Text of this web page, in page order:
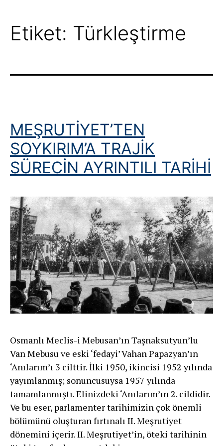
Etiket: Türkleştirme
MEŞRUTİYET’TEN
SOYKIRIM’A TRAJİK
SÜRECİN AYRINTILI TARİHİ
Osmanlı Meclis-i Mebusan’ın Taşnaksutyun’lu
Van Mebusu ve eski ‘fedayi’ Vahan Papazyan’ın
‘Anılarım’ı 3 cilttir. İlki 1950, ikincisi 1952 yılında
yayımlanmış; sonuncusuysa 1957 yılında
tamamlanmıştı. Elinizdeki ‘Anılarım’ın 2. cildidir.
Ve bu eser, parlamenter tarihimizin çok önemli
bölümünü oluşturan fırtınalı II. Meşrutiyet
dönemini içerir. II. Meşrutiyet’in, öteki tarihinin